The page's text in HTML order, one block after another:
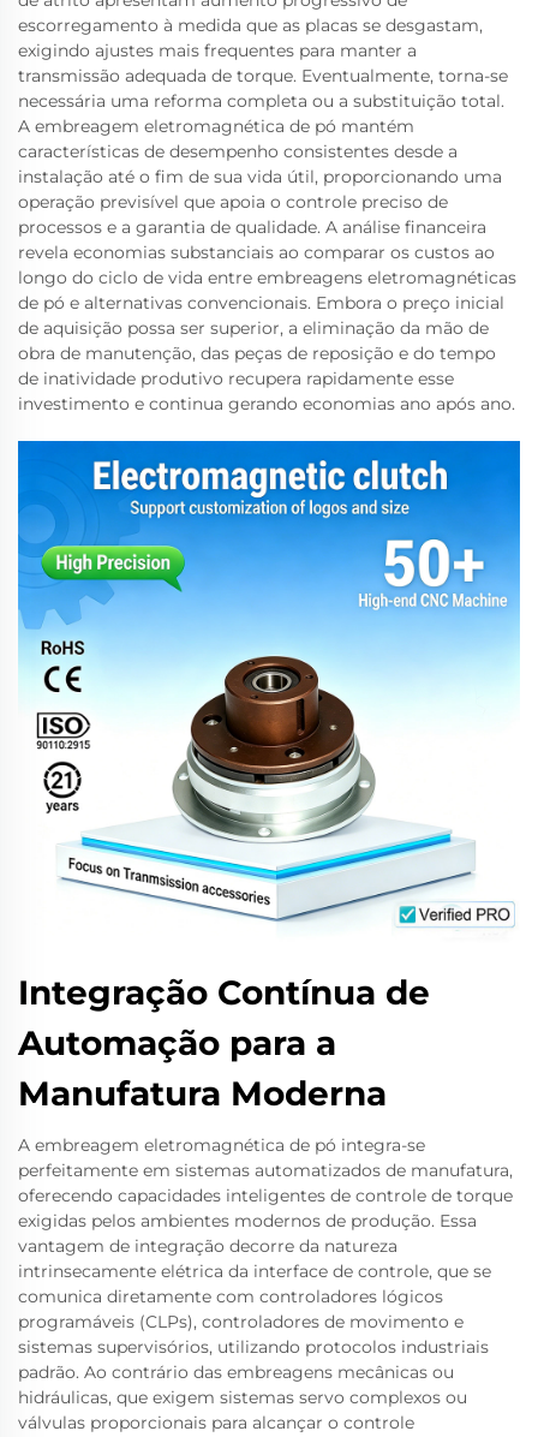
escorregamento à medida que as placas se desgastam,
exigindo ajustes mais frequentes para manter a
transmissão adequada de torque. Eventualmente, torna-se
necessária uma reforma completa ou a substituição total.
A embreagem eletromagnética de pó mantém
características de desempenho consistentes desde a
instalação até o fim de sua vida útil, proporcionando uma
operação previsível que apoia o controle preciso de
processos e a garantia de qualidade. A análise financeira
revela economias substanciais ao comparar os custos ao
longo do ciclo de vida entre embreagens eletromagnéticas
de pó e alternativas convencionais. Embora o preço inicial
de aquisição possa ser superior, a eliminação da mão de
obra de manutenção, das peças de reposição e do tempo
de inatividade produtivo recupera rapidamente esse
investimento e continua gerando economias ano após ano.
Integração Contínua de
Automação para a
Manufatura Moderna
A embreagem eletromagnética de pó integra-se
perfeitamente em sistemas automatizados de manufatura,
oferecendo capacidades inteligentes de controle de torque
exigidas pelos ambientes modernos de produção. Essa
vantagem de integração decorre da natureza
intrinsecamente elétrica da interface de controle, que se
comunica diretamente com controladores lógicos
programáveis (CLPs), controladores de movimento e
sistemas supervisórios, utilizando protocolos industriais
padrão. Ao contrário das embreagens mecânicas ou
hidráulicas, que exigem sistemas servo complexos ou
válvulas proporcionais para alcançar o controle